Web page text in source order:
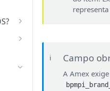
ℹ️ Campo
A Amex